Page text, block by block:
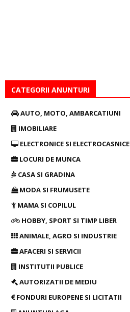
CATEGORII ANUNTURI
AUTO, MOTO, AMBARCATIUNI
IMOBILIARE
ELECTRONICE SI ELECTROCASNICE
LOCURI DE MUNCA
CASA SI GRADINA
MODA SI FRUMUSETE
MAMA SI COPILUL
HOBBY, SPORT SI TIMP LIBER
ANIMALE, AGRO SI INDUSTRIE
AFACERI SI SERVICII
INSTITUTII PUBLICE
AUTORIZATII DE MEDIU
FONDURI EUROPENE SI LICITATII